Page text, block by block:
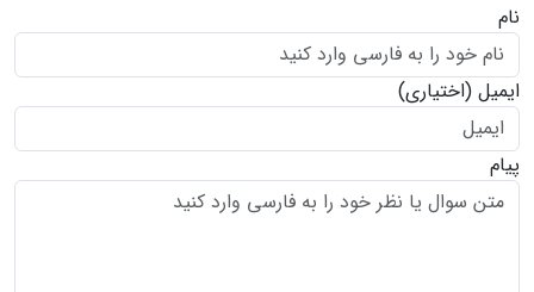
نام
ایمیل (اختیاری)
پیام